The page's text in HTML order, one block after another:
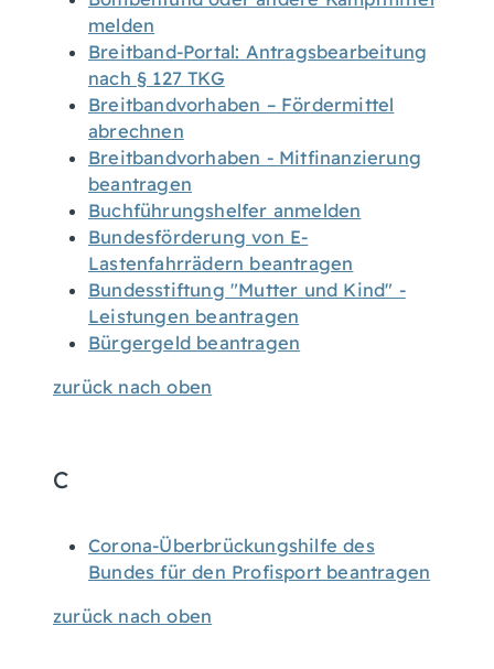
melden
Breitband-Portal: Antragsbearbeitung
nach § 127 TKG
Breitbandvorhaben – Fördermittel
abrechnen
Breitbandvorhaben - Mitfinanzierung
beantragen
Buchführungshelfer anmelden
Bundesförderung von E-
Lastenfahrrädern beantragen
Bundesstiftung "Mutter und Kind" -
Leistungen beantragen
Bürgergeld beantragen
zurück nach oben
C
Corona-Überbrückungshilfe des
Bundes für den Profisport beantragen
zurück nach oben